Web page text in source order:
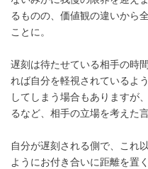
るものの、価値観の違いから
ことに。
遅刻は待たせている相手の時
れば自分を軽視されているよ
してしまう場合もありますが
るなど、相手の立場を考えた
自分が遅刻される側で、これ
ようにお付き合いに距離を置